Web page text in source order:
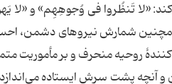
«لا تَنظُروا فی وُجوهِهِم» و «لا
شمارش نیروهای دشمن،
روحیه منحرف و بر مأموریت
و آنچه پشت سرش ایستاده